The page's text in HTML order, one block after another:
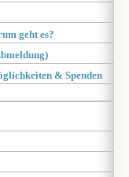
geht es?
& Spenden